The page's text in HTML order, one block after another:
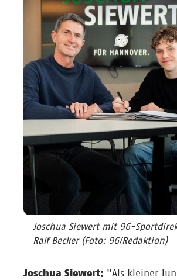
Joschua Siewert mit 96-
Ralf Becker (Foto: 96/Redaktion)
Joschua Siewert: "Als kleiner